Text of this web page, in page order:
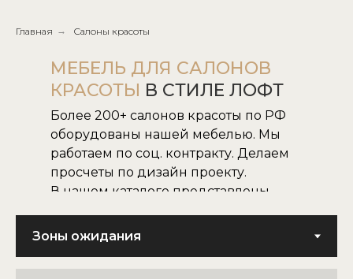
Главная → Салоны красоты
МЕБЕЛЬ ДЛЯ САЛОНОВ
КРАСОТЫ В СТИЛЕ ЛОФТ
Более 200+ салонов красоты по РФ
оборудованы нашей мебелью. Мы
работаем по соц. контракту. Делаем
просчеты по дизайн проекту.
В нашем каталоге представлены
картинке или фото.